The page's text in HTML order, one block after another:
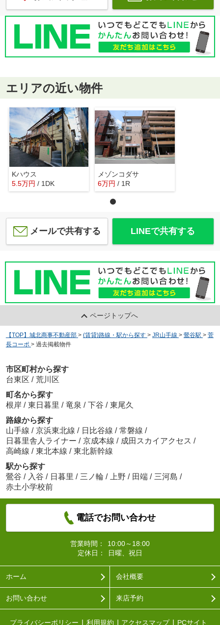
エリアの近い物件
Kハウス
5.5万円 / 1DK
メゾンコダサ
6万円 / 1R
メールで共有する LINEで共有する
ページトップへ
【TOP】城北商事不動産部 > (賃貸)路線・駅から探す > JR山手線 > 鶯谷駅 > 菅
長コーポ > 過去掲載物件
市区町村から探す
台東区 / 荒川区
町名から探す
根岸 / 東日暮里 / 竜泉 / 下谷 / 東尾久
路線から探す
山手線 / 京浜東北線 / 日比谷線 / 常磐線 /
日暮里舎人ライナー / 京成本線 / 成田スカイアクセス /
高崎線 / 東北本線 / 東北新幹線
駅から探す
鶯谷 / 入谷 / 日暮里 / 三ノ輪 / 上野 / 田端 / 三河島 /
赤土小学校前
電話でお問い合わせ
営業時間：
10:00～18:00
定休日：
日曜、祝日
ホーム 会社概要
お問い合わせ 来店予約
プライバシーポリシー 利用規約 アクセスマップ PCサイト